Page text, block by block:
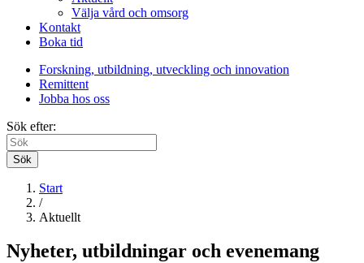
Välja vård och omsorg
Kontakt
Boka tid
Forskning, utbildning, utveckling och innovation
Remittent
Jobba hos oss
Sök efter:
Sök
Start
/
Aktuellt
Nyheter, utbildningar och evenemang